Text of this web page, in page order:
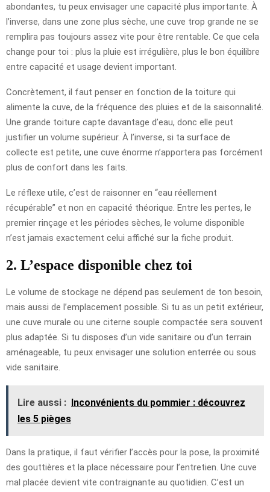
abondantes, tu peux envisager une capacité plus importante. À
l’inverse, dans une zone plus sèche, une cuve trop grande ne se
remplira pas toujours assez vite pour être rentable. Ce que cela
change pour toi : plus la pluie est irrégulière, plus le bon équilibre
entre capacité et usage devient important.
Concrètement, il faut penser en fonction de la toiture qui
alimente la cuve, de la fréquence des pluies et de la saisonnalité.
Une grande toiture capte davantage d’eau, donc elle peut
justifier un volume supérieur. À l’inverse, si ta surface de
collecte est petite, une cuve énorme n’apportera pas forcément
plus de confort dans les faits.
Le réflexe utile, c’est de raisonner en “eau réellement
récupérable” et non en capacité théorique. Entre les pertes, le
premier rinçage et les périodes sèches, le volume disponible
n’est jamais exactement celui affiché sur la fiche produit.
2. L’espace disponible chez toi
Le volume de stockage ne dépend pas seulement de ton besoin,
mais aussi de l’emplacement possible. Si tu as un petit extérieur,
une cuve murale ou une citerne souple compactée sera souvent
plus adaptée. Si tu disposes d’un vide sanitaire ou d’un terrain
aménageable, tu peux envisager une solution enterrée ou sous
vide sanitaire.
Lire aussi : Inconvénients du pommier : découvrez
les 5 pièges
Dans la pratique, il faut vérifier l’accès pour la pose, la proximité
des gouttières et la place nécessaire pour l’entretien. Une cuve
mal placée devient vite contraignante au quotidien. C’est un